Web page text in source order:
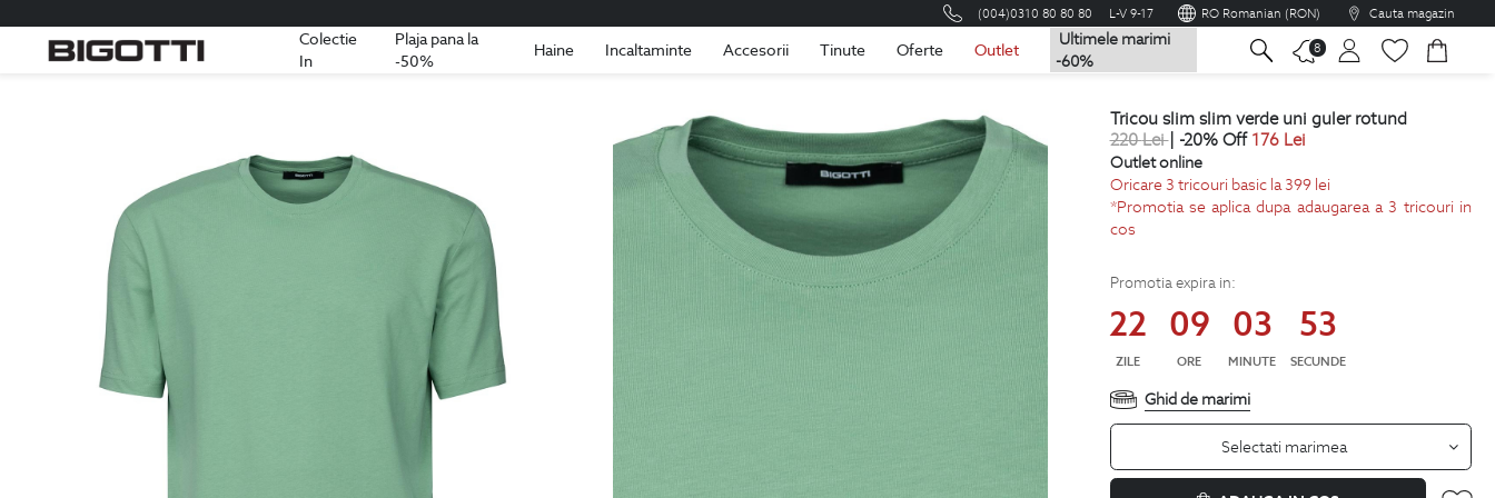
(004)0310 80 80 80 L-V 9-17 RO Romanian (RON) Cauta magazin
Colectie
In
Plaja pana la
-50%
Haine Incaltaminte Accesorii Tinute Oferte Outlet
Ultimele marimi
-60%
8
Romania Romana
220Lei| -20% Off 176 Lei
Outlet online
Oricare 3 tricouri basic la 399 lei
*Promotia se aplica dupa adaugarea a 3 tricouri in
cos
22 09 03 52